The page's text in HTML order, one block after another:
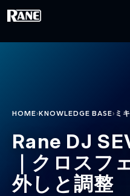
HOME›KNOWLEDGE BASE› ミ
Rane DJ
｜クロスフ
外しと調整